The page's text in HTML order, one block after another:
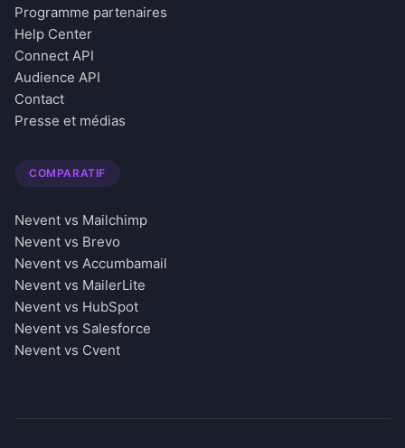
Programme partenaires
Help Center
Connect API
Audience API
Contact
Presse et médias
COMPARATIF
Nevent vs Mailchimp
Nevent vs Brevo
Nevent vs Accumbamail
Nevent vs MailerLite
Nevent vs HubSpot
Nevent vs Salesforce
Nevent vs Cvent